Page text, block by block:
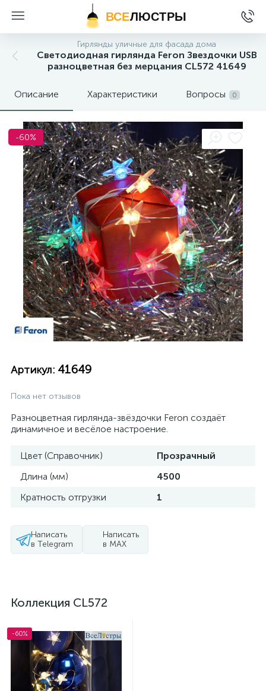
ВСЕЛЮСТРЫ
Гирлянды уличные для фасада дома
Светодиодная гирлянда Feron Звездочки USB
разноцветная без мерцания CL572 41649
Описание Характеристики Вопросы 0
-60%
Артикул: 41649
Пока нет отзывов
Разноцветная гирлянда-звёздочки Feron создаёт
динамичное и весёлое настроение.
Цвет (Справочник)
Прозрачный
Длина (мм)
4500
Кратность отгрузки
1
Написать
в Telegram
Написать
в MAX
Коллекция CL572
-60%